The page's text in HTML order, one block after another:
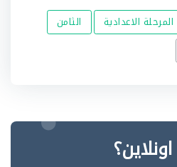
المرحلة الاعدادية
الثامن